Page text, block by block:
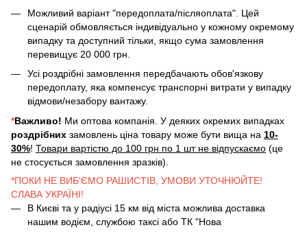
Можливий варіант "передоплата/післяоплата". Цей
сценарій обмовляється індивідуально у кожному окремому
випадку та доступний тільки, якщо сума замовлення
перевищує 20 000 грн.
Усі роздрібні замовлення передбачають обов'язкову
передоплату, яка компенсує транспорні витрати у випадку
відмови/незабору вантажу.
*Важливо! Ми оптова компанія. У деяких окремих випадках
роздрібних замовлень ціна товару може бути вища на 10-
30%! Товари вартістю до 100 грн по 1 шт не відпускаємо (це
не стосується замовлення зразків).
*ПОКИ НЕ ВИБ'ЄМО РАШИСТІВ, УМОВИ УТОЧНЮЙТЕ!
СЛАВА УКРАЇНІ!
В Києві та у радіусі 15 км від міста можлива доставка
нашим водієм, службою таксі або ТК "Нова